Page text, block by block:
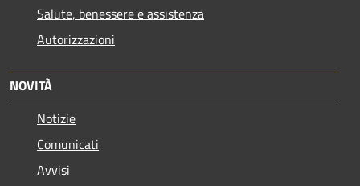
Salute, benessere e assistenza
Autorizzazioni
NOVITÀ
Notizie
Comunicati
Avvisi